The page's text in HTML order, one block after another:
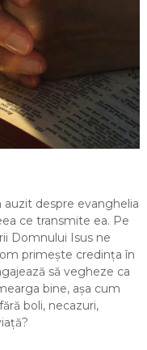
despre evanghelia
ce transmite ea. Pe
Domnului Isus ne
primește credința în
să vegheze ca
bine, așa cum
boli, necazuri,